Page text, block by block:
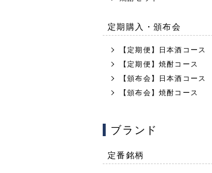
定期購入・頒布会
【定期便】日本酒コース
【定期便】焼酎コース
【頒布会】日本酒コース
【頒布会】焼酎コース
ブランド
定番銘柄